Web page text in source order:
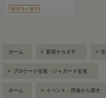
ホーム > 新宿オカダヤ >
> ブロケード生地・ジャガード生地
ホーム > イベント・用途から探す